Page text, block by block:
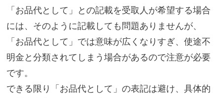
「お品代として」との記載を受取人が希望する場合
には、そのように記載しても問題ありませんが、
「お品代として」では意味が広くなりすぎ、使途不
明金と分類されてしまう場合があるので注意が必要
です。
できる限り「お品代として」の表記は避け、具体的